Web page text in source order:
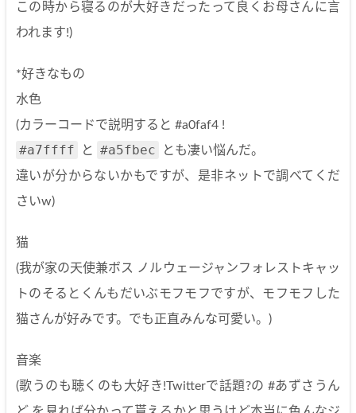
この時から寝るのが大好きだったって良くお母さんに言
われます!)
*好きなもの
水色
(カラーコードで説明すると #a0faf4 !
#a7ffff と #a5fbec
とも凄い悩んだ。
違いが分からないかもですが、是非ネットで調べてくだ
さいw)
猫
(我が家の天使兼ボス ノルウェージャンフォレストキャッ
トのそるとくんもだいぶモフモフですが、モフモフした
猫さんが好みです。でも正直みんな可愛い。)
音楽
(歌うのも聴くのも大好き!Twitterで話題?の #あずさうん